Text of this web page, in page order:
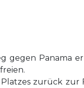
gegen Panama
zurück zur